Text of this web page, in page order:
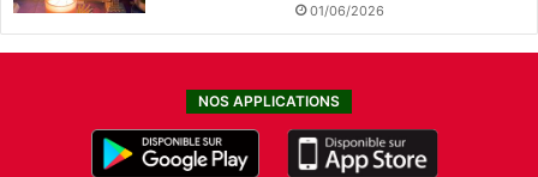
01/06/2026
NOS APPLICATIONS